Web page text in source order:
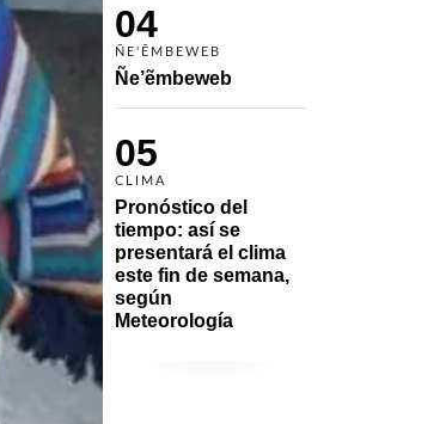
04
ÑE'ẼMBEWEB
Ñe’ẽmbeweb
05
CLIMA
Pronóstico del
tiempo: así se
presentará el clima
este fin de semana,
según
Meteorología